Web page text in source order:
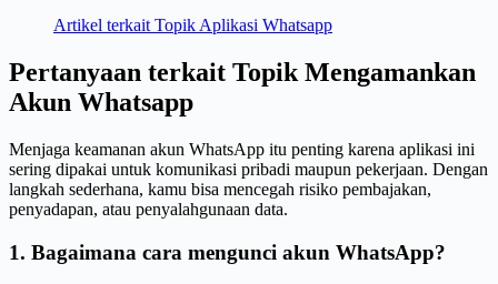
Artikel terkait Topik Aplikasi Whatsapp
Pertanyaan terkait Topik Mengamankan
Akun Whatsapp
Menjaga keamanan akun WhatsApp itu penting karena aplikasi ini
sering dipakai untuk komunikasi pribadi maupun pekerjaan. Dengan
langkah sederhana, kamu bisa mencegah risiko pembajakan,
penyadapan, atau penyalahgunaan data.
1. Bagaimana cara mengunci akun WhatsApp?